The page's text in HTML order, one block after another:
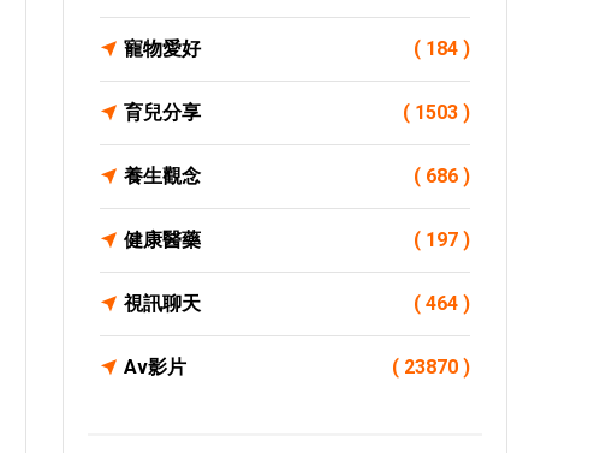
寵物愛好 ( 184 )
育兒分享 ( 1503 )
養生觀念 ( 686 )
健康醫藥 ( 197 )
視訊聊天 ( 464 )
Av影片 ( 23870 )